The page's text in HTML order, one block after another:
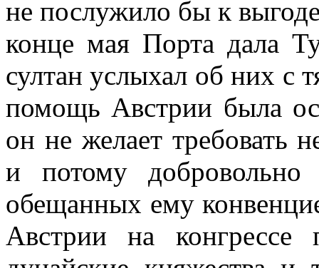
не послужило бы к
конце мая Порта дала
султан услыхал об них с
помощь Австрии была
он не желает требовать
и потому добровольно
обещанных ему
Австрии на конгрессе